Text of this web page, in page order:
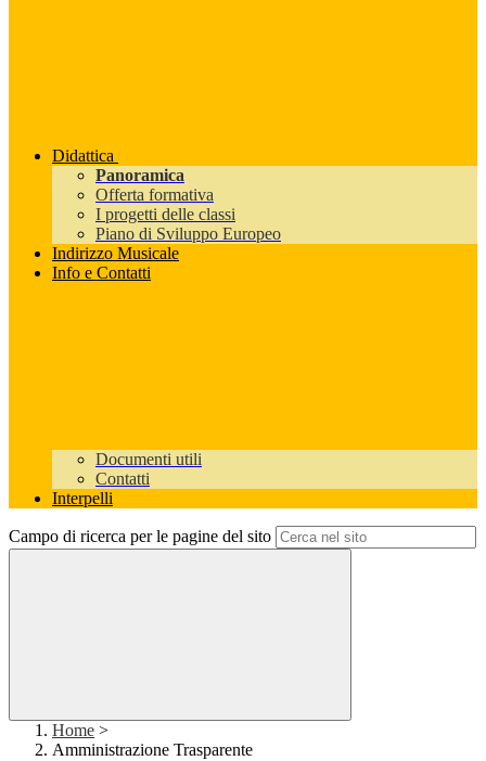
Didattica
Panoramica
Offerta formativa
I progetti delle classi
Piano di Sviluppo Europeo
Indirizzo Musicale
Info e Contatti
Documenti utili
Contatti
Interpelli
Campo di ricerca per le pagine del sito
Home >
Amministrazione Trasparente